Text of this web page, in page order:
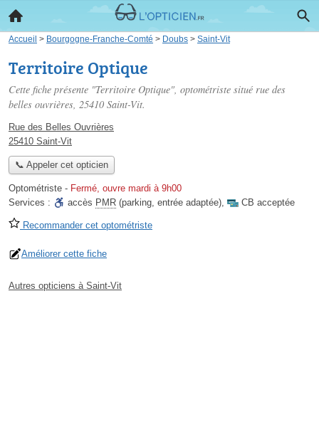
Accueil > Bourgogne-Franche-Comté > Doubs > Saint-Vit
Territoire Optique
Cette fiche présente "Territoire Optique", optométriste situé rue des
belles ouvrières, 25410 Saint-Vit.
Rue des Belles Ouvrières
25410 Saint-Vit
📞 Appeler cet opticien
Optométriste - Fermé, ouvre mardi à 9h00
Services :
accès PMR (parking, entrée adaptée), CB acceptée
Recommander cet optométriste
Améliorer cette fiche
Autres opticiens à Saint-Vit